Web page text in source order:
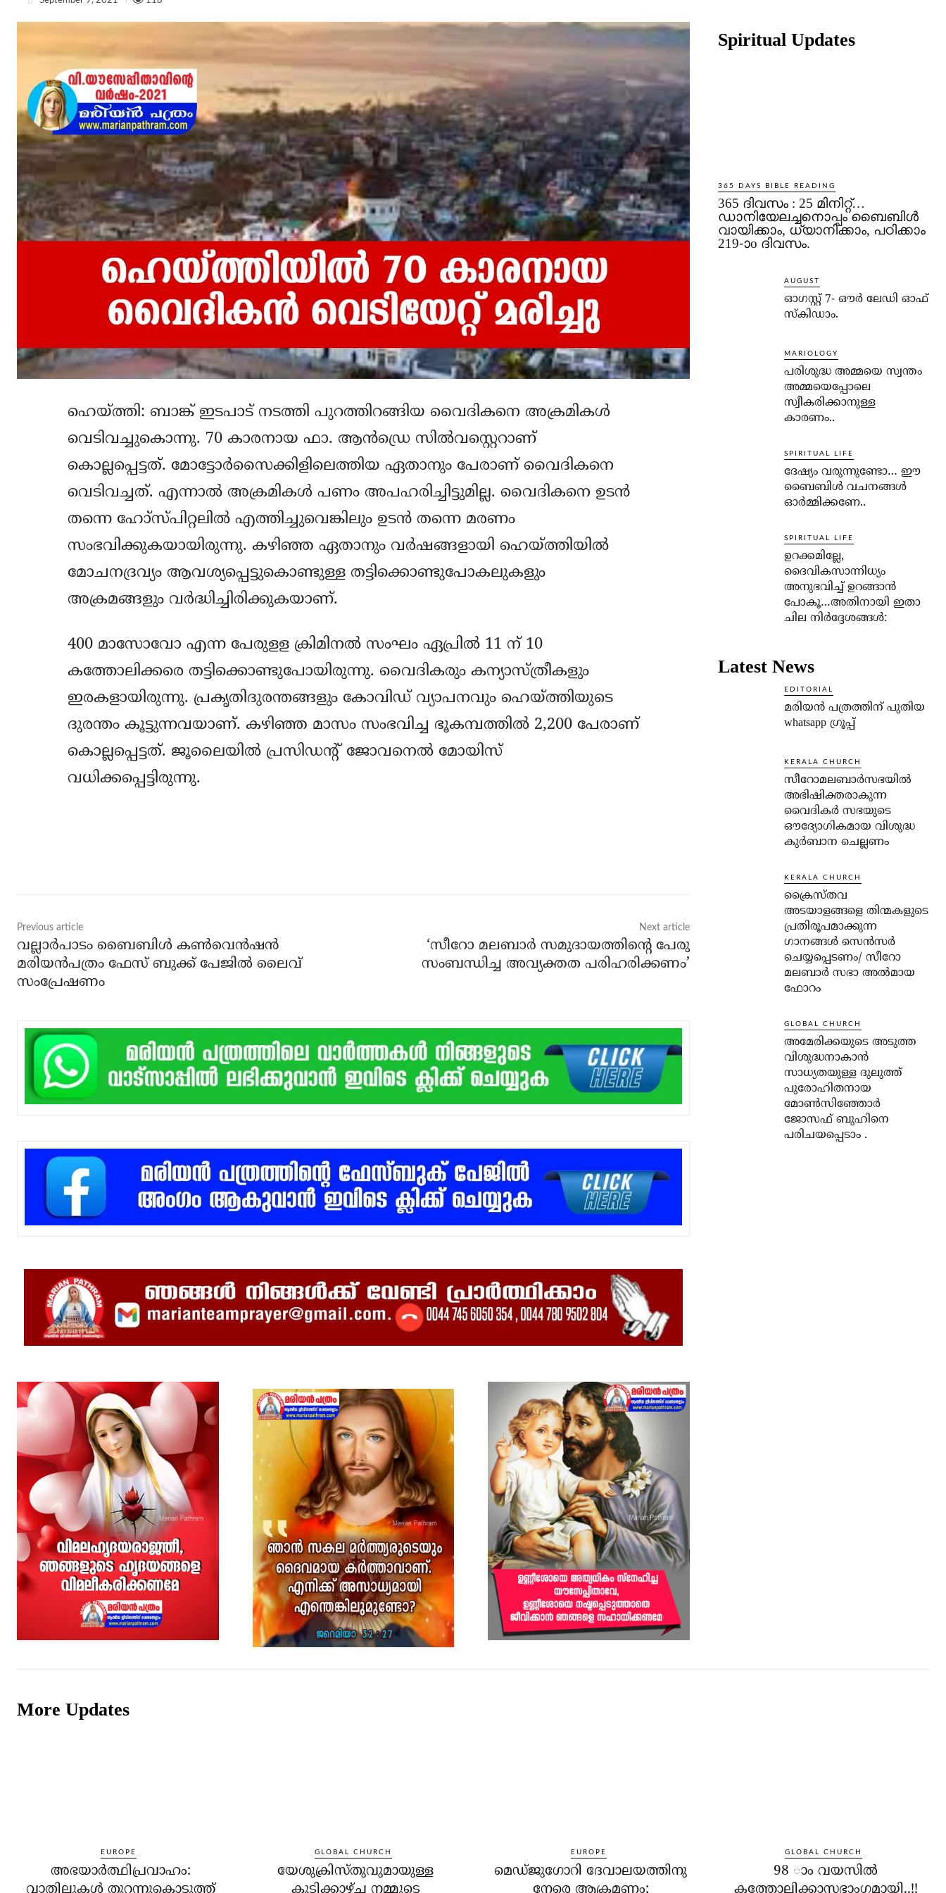
ഹെയ്ത്തി: ബാങ്ക് ഇടപാട് നടത്തി പുറത്തിറങ്ങിയ വൈദികനെ അക്രമികള്‍
വെടിവച്ചുകൊന്നു. 70 കാരനായ ഫാ. ആന്‍ഡ്രെ സില്‍വസ്റ്റെറാണ്
കൊല്ലപ്പെട്ടത്. മോട്ടോര്‍സൈക്കിളിലെത്തിയ ഏതാനും പേരാണ് വൈദികനെ
വെടിവച്ചത്. എന്നാല്‍ അക്രമികള്‍ പണം അപഹരിച്ചിട്ടുമില്ല. വൈദികനെ ഉടന്‍
തന്നെ ഹോ്‌സ്പിറ്റലില്‍ എത്തിച്ചുവെങ്കിലും ഉടന്‍ തന്നെ മരണം
സംഭവിക്കുകയായിരുന്നു. കഴിഞ്ഞ ഏതാനും വര്‍ഷങ്ങളായി ഹെയ്ത്തിയില്‍
മോചനദ്രവ്യം ആവശ്യപ്പെട്ടുകൊണ്ടുള്ള തട്ടിക്കൊണ്ടുപോകലുകളും
അക്രമങ്ങളും വര്‍ദ്ധിച്ചിരിക്കുകയാണ്.
400 മാസോവോ എന്ന പേരുളള ക്രിമിനല്‍ സംഘം ഏപ്രില്‍ 11 ന് 10
കത്തോലിക്കരെ തട്ടിക്കൊണ്ടുപോയിരുന്നു. വൈദികരും കന്യാസ്ത്രീകളും
ഇരകളായിരുന്നു. പ്രകൃതിദുരന്തങ്ങളും കോവിഡ് വ്യാപനവും ഹെയ്ത്തിയുടെ
ദുരന്തം കൂട്ടുന്നവയാണ്. കഴിഞ്ഞ മാസം സംഭവിച്ച ഭൂകമ്പത്തില്‍ 2,200 പേരാണ്
കൊല്ലപ്പെട്ടത്. ജൂലൈയില്‍ പ്രസിഡന്റ് ജോവനെല്‍ മോയിസ്
വധിക്കപ്പെട്ടിരുന്നു.
Previous article
വല്ലാര്‍പാടം ബൈബിള്‍ കണ്‍വെന്‍ഷന്‍
മരിയന്‍പത്രം ഫേസ് ബുക്ക് പേജില്‍ ലൈവ്
സംപ്രേഷണം
Next article
‘സീറോ മലബാര്‍ സമുദായത്തിന്റെ പേരു
സംബന്ധിച്ച അവ്യക്തത പരിഹരിക്കണം’
Spiritual Updates
365 DAYS BIBLE READING
365 ദിവസം : 25 മിനിറ്റ്…
ഡാനിയേലച്ചനൊപ്പം ബൈബിൾ
വായിക്കാം, ധ്യാനിക്കാം, പഠിക്കാം
219-ാo ദിവസം.
AUGUST
ഓഗസ്റ്റ് 7- ഔര്‍ ലേഡി ഓഫ്
സ്‌കിഡാം.
MARIOLOGY
പരിശുദ്ധ അമ്മയെ സ്വന്തം
അമ്മയെപ്പോലെ
സ്വീകരിക്കാനുള്ള
കാരണം..
SPIRITUAL LIFE
ദേഷ്യം വരുന്നുണ്ടോ… ഈ
ബൈബിള്‍ വചനങ്ങള്‍
ഓര്‍മ്മിക്കണേ..
SPIRITUAL LIFE
ഉറക്കമില്ലേ,
ദൈവികസാന്നിധ്യം
അനുഭവിച്ച് ഉറങ്ങാന്‍
പോകൂ…അതിനായി ഇതാ
ചില നിര്‍ദ്ദേശങ്ങള്‍:
Latest News
EDITORIAL
മരിയൻ പത്രത്തിന് പുതിയ
whatsapp ഗ്രൂപ്പ്
KERALA CHURCH
സീറോമലബാർസഭയിൽ
അഭിഷിക്തരാകുന്ന
വൈദികർ സഭയുടെ
ഔദ്യോഗികമായ വിശുദ്ധ
കുർബാന ചെല്ലണം
KERALA CHURCH
ക്രൈസ്തവ
അടയാളങ്ങളെ തിന്മകളുടെ
പ്രതിരൂപമാക്കുന്ന
ഗാനങ്ങൾ സെൻസർ
ചെയ്യപ്പെടണം/ സീറോ
മലബാർ സഭാ അൽമായ
ഫോറം
GLOBAL CHURCH
അമേരിക്കയുടെ അടുത്ത
വിശുദ്ധനാകാൻ
സാധ്യതയുള്ള ദുലുത്ത്
പുരോഹിതനായ
മോൺസിഞ്ഞോർ
ജോസഫ് ബുഹിനെ
പരിചയപ്പെടാം .
More Updates
EUROPE
അഭയാര്‍ത്ഥിപ്രവാഹം:
GLOBAL CHURCH
യേശുക്രിസ്തുവുമായുള്ള
EUROPE
മെഡ്ജുഗോറി ദേവാലയത്തിനു
GLOBAL CHURCH
98 ാം വയസില്‍